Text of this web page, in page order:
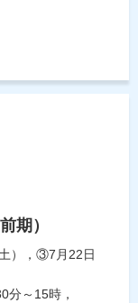
期）
），③7月22日
～15時，